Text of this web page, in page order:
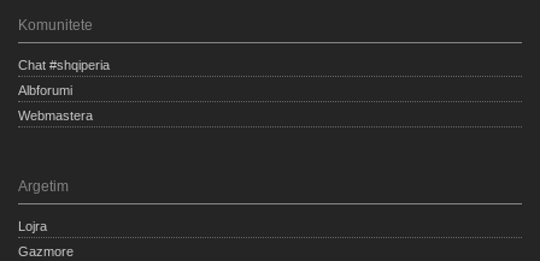
Komunitete
Chat #shqiperia
Albforumi
Webmastera
Argetim
Lojra
Gazmore